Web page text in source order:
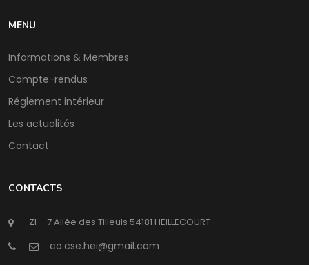
MENU
Informations & Membres
Compte-rendus
Réglement intérieur
Les actualités
Contact
CONTACTS
ZI – 7 Allée des Tilleuls 54181 HEILLECOURT
@